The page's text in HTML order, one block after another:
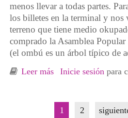
menos llevar a todas partes.
los billetes en la terminal y nos
terreno que tiene medio
comprado la Asamblea
(el ombú es un árbol típico de
Leer más sobre Crónica
Inicie sesión para
Páginas1 2